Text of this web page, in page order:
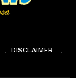
DISCLAIMER